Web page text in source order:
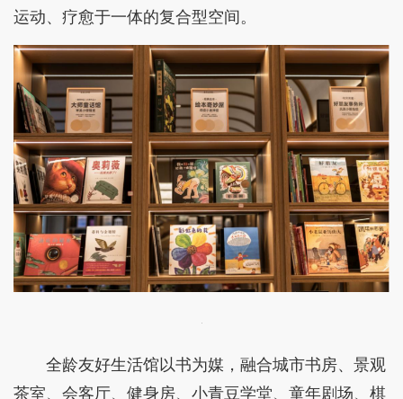
运动、疗愈于一体的复合型空间。
全龄友好生活馆以书为媒，融合城市书房、景观
茶室、会客厅、健身房、小青豆学堂、童年剧场、棋